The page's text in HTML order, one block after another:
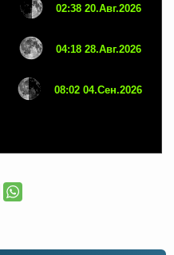
02:38 20.Авг.2026
04:18 28.Авг.2026
08:02 04.Сен.2026